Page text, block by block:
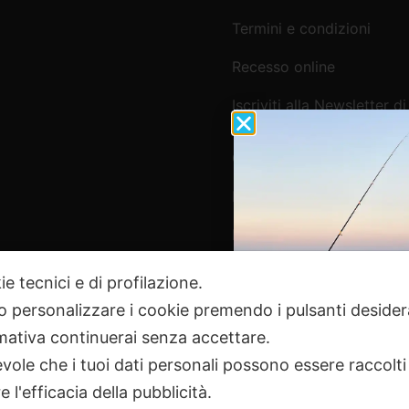
Termini e condizioni
Recesso online
Iscriviti alla Newsletter di
Webpesca
Cookie Policy e Consensi
Informativa e-commerce
Informativa newsletter e
Pagamenti Sicuri
Webpesca è un brand Intent di Federico Andrenacci P.Iva
tecnici e di profilazione.
personalizzare i cookie premendo i pulsanti
continuerai senza accettare.
che i tuoi dati personali possono essere
l'efficacia della pubblicità.